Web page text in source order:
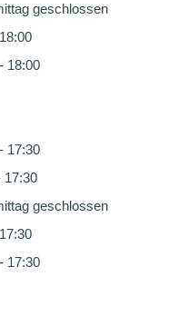
geschlossen
geschlossen